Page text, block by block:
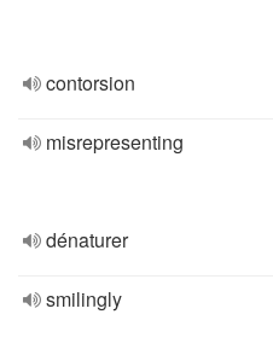
contorsion
misrepresenting
dénaturer
smilingly